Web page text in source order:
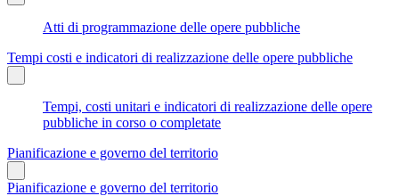
Atti di programmazione delle opere pubbliche
Tempi costi e indicatori di realizzazione delle opere pubbliche
Tempi, costi unitari e indicatori di realizzazione delle opere
pubbliche in corso o completate
Pianificazione e governo del territorio
Pianificazione e governo del territorio